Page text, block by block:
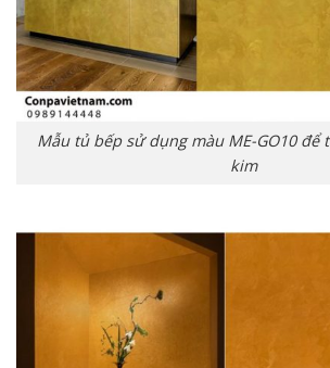
Mẫu tủ bếp sử dụng màu ME-GO10 để
kim